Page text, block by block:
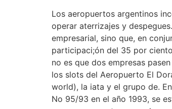
Los aeropuertos argentinos
operar aterrizajes y
empresarial, sino que, en
participaci;ón del 35 por
no es que dos empresas
los slots del Aeropuerto El
world), la iata y el grupo de.
No 95/93 en el año 1993, se